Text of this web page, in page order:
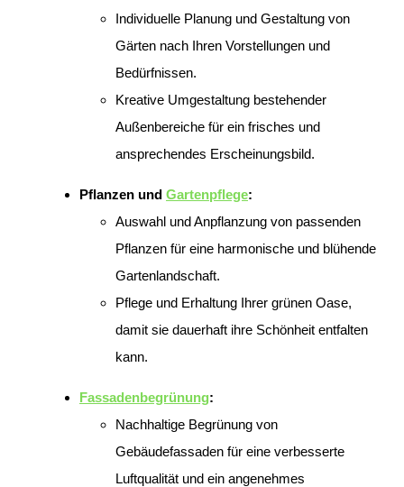
Individuelle Planung und Gestaltung von
Gärten nach Ihren Vorstellungen und
Bedürfnissen.
Kreative Umgestaltung bestehender
Außenbereiche für ein frisches und
ansprechendes Erscheinungsbild.
Pflanzen und Gartenpflege:
Auswahl und Anpflanzung von passenden
Pflanzen für eine harmonische und blühende
Gartenlandschaft.
Pflege und Erhaltung Ihrer grünen Oase,
damit sie dauerhaft ihre Schönheit entfalten
kann.
Fassadenbegrünung:
Nachhaltige Begrünung von
Gebäudefassaden für eine verbesserte
Luftqualität und ein angenehmes